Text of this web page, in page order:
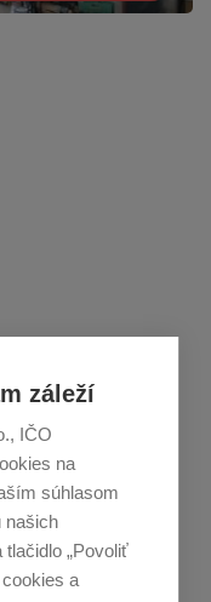
záleží
IČO
na
súhlasom
našich
„Povoliť
a